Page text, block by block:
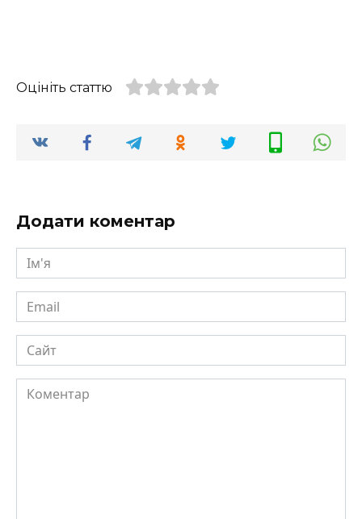
Оцініть статтю
Додати коментар
Ім'я
Email
Сайт
Коментар